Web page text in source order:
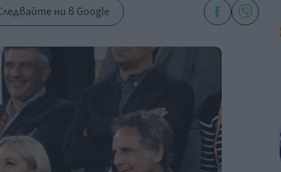
ни в Google